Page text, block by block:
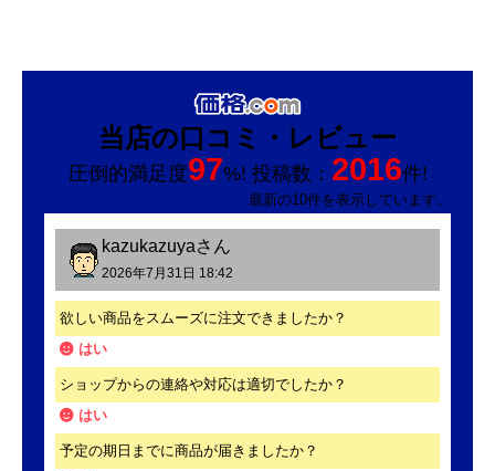
当店の口コミ・レビュー
圧倒的満足度97%! 投稿数： 2016件!
最新の10件を表示しています。
kazukazuyaさん
2026年7月31日 18:42
欲しい商品をスムーズに注文できましたか？
はい
ショップからの連絡や対応は適切でしたか？
はい
予定の期日までに商品が届きましたか？